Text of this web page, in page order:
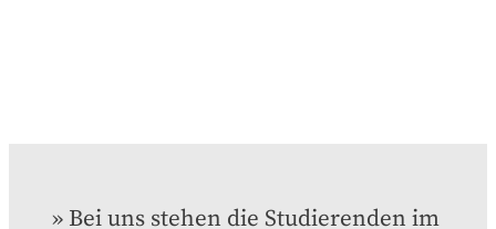
Bei uns stehen die Studierenden im